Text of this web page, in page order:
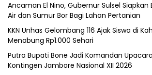
Ancaman El Nino, Gubernur Sulsel
Air dan Sumur Bor Bagi Lahan Pertanian
KKN Unhas Gelombang 116 Ajak Siswa di
Menabung Rp1.000 Sehari
Putra Bupati Bone Jadi Komandan
Kontingen Jambore Nasional XII 2026